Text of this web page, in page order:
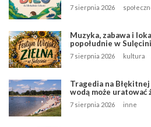
7 sierpnia 2026
Muzyka, zabawa i
popołudnie w
7 sierpnia 2026 kultura
Tragedia na
wodą może uratować
7 sierpnia 2026 inne